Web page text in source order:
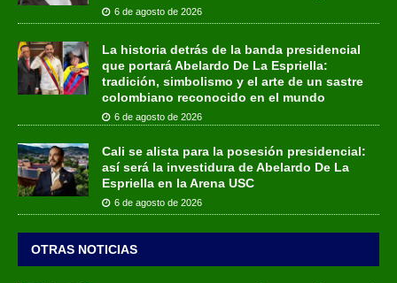
6 de agosto de 2026
La historia detrás de la banda presidencial
que portará Abelardo De La Espriella:
tradición, simbolismo y el arte de un sastre
colombiano reconocido en el mundo
6 de agosto de 2026
Cali se alista para la posesión presidencial:
así será la investidura de Abelardo De La
Espriella en la Arena USC
6 de agosto de 2026
OTRAS NOTICIAS